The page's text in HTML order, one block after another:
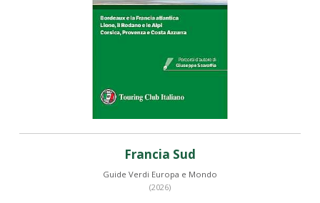
Francia Sud
Guide Verdi Europa e Mondo
(2026)